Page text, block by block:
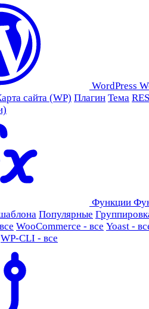
WordPress
сайта (WP) Плагин Тема
Функции
Популярные
WooCommerce - все Yoast -
WP-CLI - все